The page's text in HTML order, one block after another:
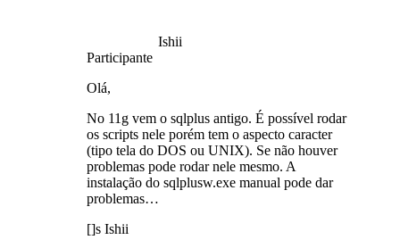
Ishii
Participante
Olá,
No 11g vem o sqlplus antigo. É possível rodar
os scripts nele porém tem o aspecto caracter
(tipo tela do DOS ou UNIX). Se não houver
problemas pode rodar nele mesmo. A
instalação do sqlplusw.exe manual pode dar
problemas…
[]s Ishii